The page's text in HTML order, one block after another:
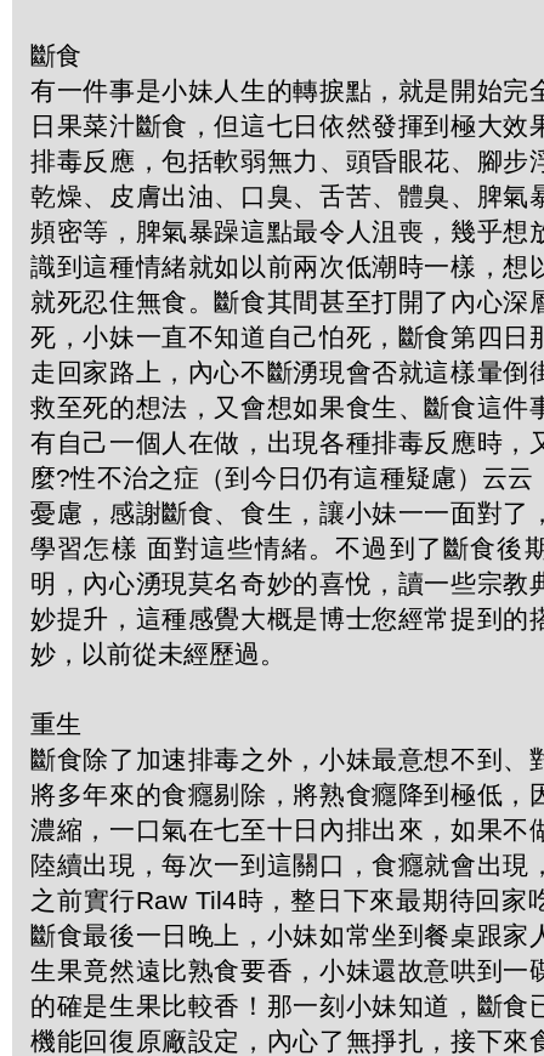
斷食
有一件事是小妹人生的轉捩點，就是開始完
日果菜汁斷食，但這七日依然發揮到極大效
排毒反應，包括軟弱無力、頭昏眼花、腳步
乾燥、皮膚出油、口臭、舌苦、體臭、脾氣
頻密等，脾氣暴躁這點最令人沮喪，幾乎想
識到這種情緒就如以前兩次低潮時一樣，想
就死忍住無食。斷食其間甚至打開了內心深
死，小妹一直不知道自己怕死，斷食第四日
走回家路上，內心不斷湧現會否就這樣暈倒
救至死的想法，又會想如果食生、斷食這件
有自己一個人在做，出現各種排毒反應時，
麼?性不治之症（到今日仍有這種疑慮）云
憂慮，感謝斷食、食生，讓小妹一一面對了
學習怎樣 面對這些情緒。不過到了斷食後
明，內心湧現莫名奇妙的喜悅，讀一些宗教
妙提升，這種感覺大概是博士您經常提到的
妙，以前從未經歷過。
重生
斷食除了加速排毒之外，小妹最意想不到、
將多年來的食癮剔除，將熟食癮降到極低，
濃縮，一口氣在七至十日內排出來，如果不
陸續出現，每次一到這關口，食癮就會出現
之前實行Raw Til4時，整日下來最期待回家
斷食最後一日晚上，小妹如常坐到餐桌跟家
生果竟然遠比熟食要香，小妹還故意哄到一
的確是生果比較香！那一刻小妹知道，斷食
機能回復原廠設定，內心了無掙扎，接下來